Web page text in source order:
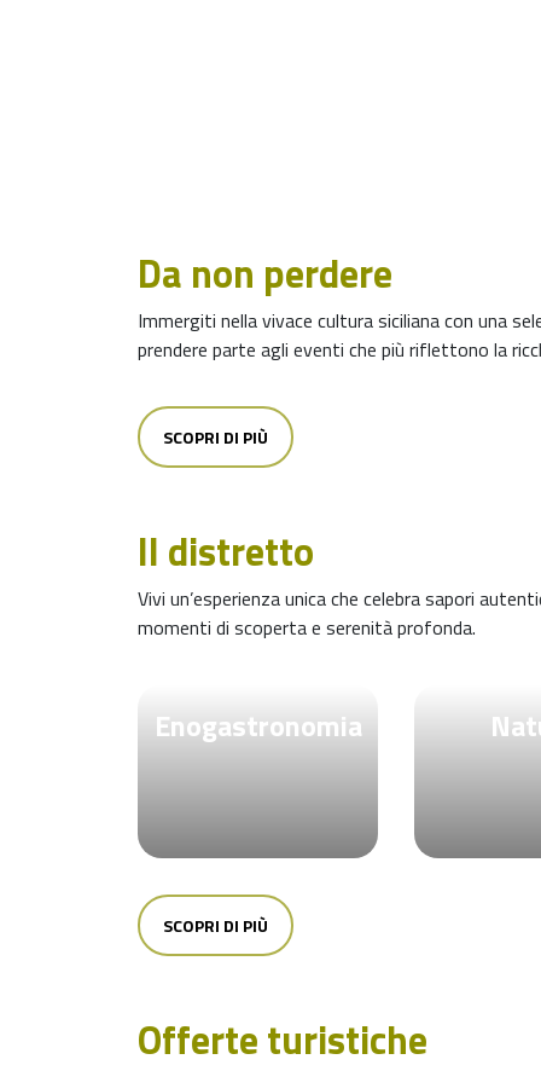
Da non perdere
Immergiti nella vivace cultura siciliana con una
prendere parte agli eventi che più riflettono la
SCOPRI DI PIÙ
Il distretto
Vivi un’esperienza unica che celebra sapori
momenti di scoperta e serenità profonda.
Enogastronomia
SCOPRI DI PIÙ
Offerte turistiche